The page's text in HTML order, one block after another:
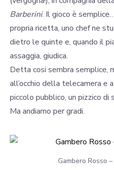
Barberini. Il gioco è
propria ricetta, uno chef ne
dietro le quinte e, quando il
assaggia, giudica.
Detta cosi sembra semplice,
all’occhio della telecamera e
piccolo pubblico, un pizzico di
Ma andiamo per gradi.
Gambero Rosso